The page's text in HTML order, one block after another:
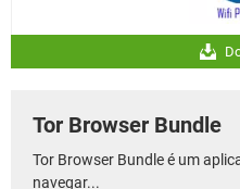
Tor Browser Bundle
Tor Browser Bundle é um
navegar...